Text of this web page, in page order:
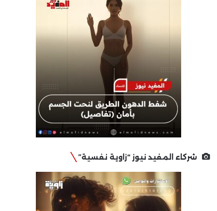
شركاء المفيد نيوز “زاوية نفسية”